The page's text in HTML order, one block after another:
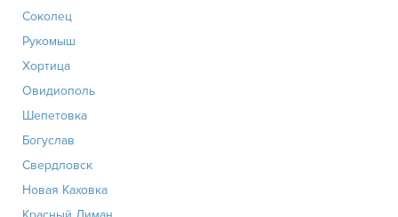
Соколец
Рукомыш
Хортица
Овидиополь
Шепетовка
Богуслав
Свердловск
Новая Каховка